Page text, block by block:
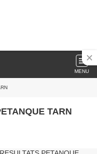
MENU
TARN